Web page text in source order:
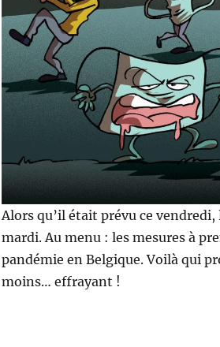
Alors qu’il était prévu ce vendredi,
mardi. Au menu : les mesures à
pandémie en Belgique. Voilà qui
moins… effrayant !